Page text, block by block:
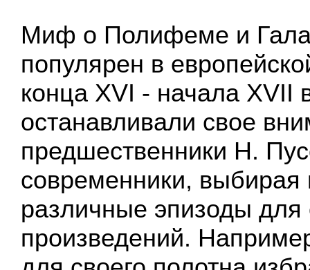
Миф о Полифеме и
популярен в
конца XVI - начала XVII
останавливали свое
предшественники Н.
современники, выбирая
различные эпизоды для
произведений.